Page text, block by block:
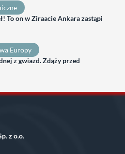
To on w Ziraacie Ankara zastąpi
Europy
z gwiazd. Zdąży przed
z o.o.